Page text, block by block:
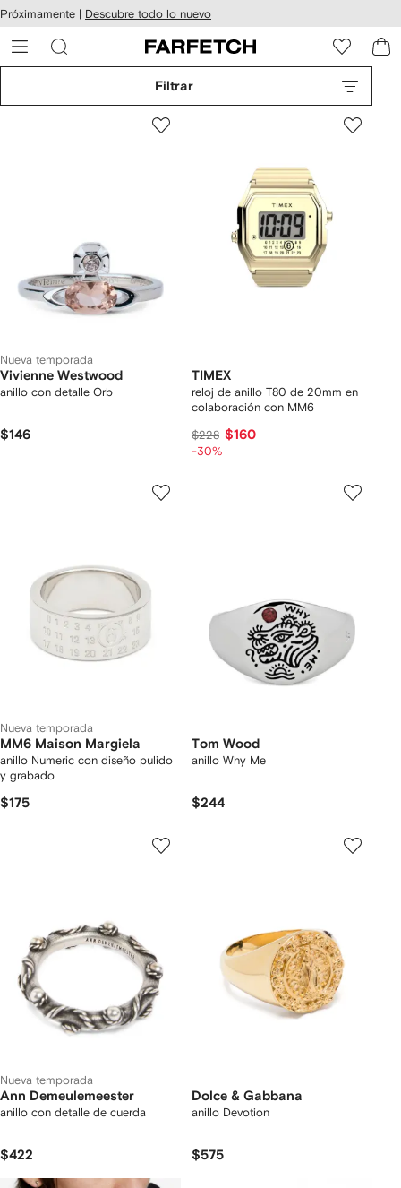
al
Próximamente | Descubre todo lo nuevo
Filtrar
Nueva temporada
Vivienne Westwood
anillo con detalle Orb
$146
TIMEX
reloj de anillo T80 de 20mm en
colaboración con MM6
$228 $160
-30%
Nueva temporada
MM6 Maison Margiela
anillo Numeric con diseño pulido
y grabado
$175
Tom Wood
anillo Why Me
$244
Nueva temporada
Ann Demeulemeester
anillo con detalle de cuerda
$422
Dolce & Gabbana
anillo Devotion
$575